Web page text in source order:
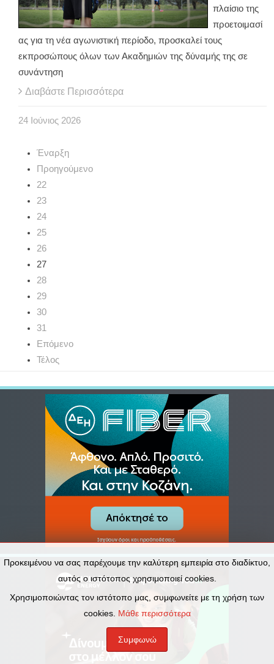
πλαίσιο της
προετοιμασί
ας για τη νέα αγωνιστική περίοδο, προσκαλεί τους
εκπροσώπους όλων των Ακαδημιών της δύναμής της σε
συνάντηση
Διαβάστε Περισσότερα
24 Ιούνιος 2026
Έναρξη
Προηγούμενο
22
23
24
25
26
27
28
29
30
31
Επόμενο
Τέλος
Προκειμένου να σας παρέχουμε την καλύτερη εμπειρία στο διαδίκτυο,
αυτός ο ιστότοπος χρησιμοποιεί cookies.
Χρησιμοποιώντας τον ιστότοπο μας, συμφωνείτε με τη χρήση των
cookies. Μάθε περισσότερα
Συμφωνώ